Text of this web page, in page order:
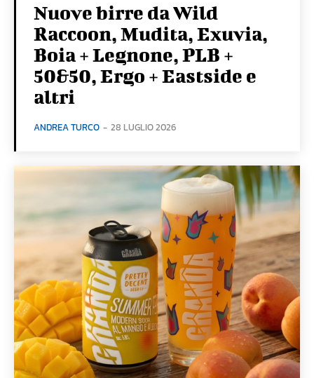
Nuove birre da Wild
Raccoon, Mudita, Exuvia,
Boia + Legnone, PLB +
50&50, Ergo + Eastside e
altri
ANDREA TURCO - 28 LUGLIO 2026